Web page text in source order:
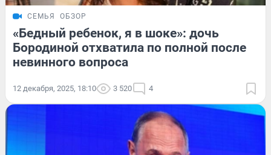
СЕМЬЯ ОБЗОР
«Бедный ребенок, я в шоке»: дочь
Бородиной отхватила по полной после
невинного вопроса
12 декабря, 2025, 18:10 3 520 4